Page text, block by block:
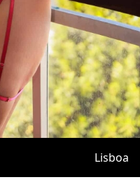
Lisboa